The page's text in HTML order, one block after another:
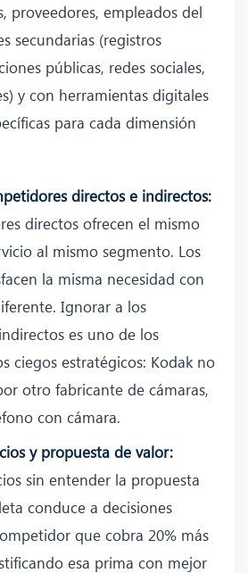
proveedores, empleados del
secundarias (registros
públicas, redes sociales,
y con herramientas digitales
para cada dimensión
directos e indirectos:
directos ofrecen el mismo
al mismo segmento. Los
la misma necesidad con
Ignorar a los
es uno de los
ciegos estratégicos: Kodak no
otro fabricante de cámaras,
con cámara.
y propuesta de valor:
sin entender la propuesta
conduce a decisiones
que cobra 20% más
esa prima con mejor